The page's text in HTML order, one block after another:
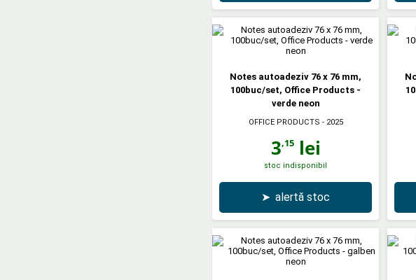
Notes autoadeziv 76 x 76 mm,
100buc/set, Office Products -
verde neon
OFFICE PRODUCTS - 2025
3,15lei
stoc indisponibil
➤ alertă stoc